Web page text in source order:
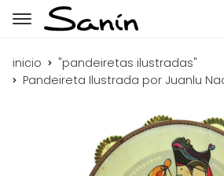
inicio
"pandeiretas ilustradas"
Pandeireta Ilustrada por Juanlu